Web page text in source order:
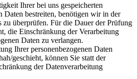
Ihrer bei uns gespeicherten
Daten bestreiten, benötigen wir in der
zu überprüfen. Für die Dauer der Prüfung
die Einschränkung der Verarbeitung
Daten zu verlangen.
Ihrer personenbezogenen Daten
geschieht, können Sie statt der
der Datenverarbeitung